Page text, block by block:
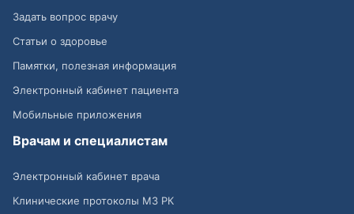
Задать вопрос врачу
Статьи о здоровье
Памятки, полезная информация
Электронный кабинет пациента
Мобильные приложения
Врачам и специалистам
Электронный кабинет врача
Клинические протоколы МЗ РК